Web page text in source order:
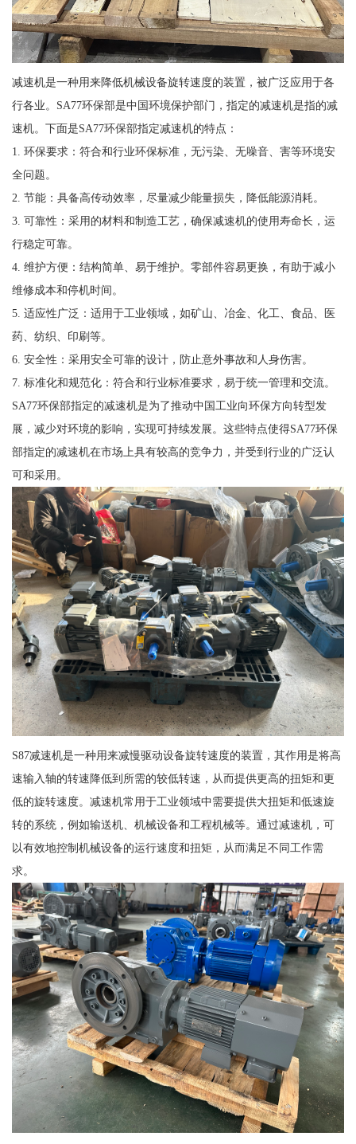
减速机是一种用来降低机械设备旋转速度的装置，被广泛应用于各
行各业。SA77环保部是中国环境保护部门，指定的减速机是指的减
速机。下面是SA77环保部指定减速机的特点：
1. 环保要求：符合和行业环保标准，无污染、无噪音、害等环境安
全问题。
2. 节能：具备高传动效率，尽量减少能量损失，降低能源消耗。
3. 可靠性：采用的材料和制造工艺，确保减速机的使用寿命长，运
行稳定可靠。
4. 维护方便：结构简单、易于维护。零部件容易更换，有助于减小
维修成本和停机时间。
5. 适应性广泛：适用于工业领域，如矿山、冶金、化工、食品、医
药、纺织、印刷等。
6. 安全性：采用安全可靠的设计，防止意外事故和人身伤害。
7. 标准化和规范化：符合和行业标准要求，易于统一管理和交流。
SA77环保部指定的减速机是为了推动中国工业向环保方向转型发
展，减少对环境的影响，实现可持续发展。这些特点使得SA77环保
部指定的减速机在市场上具有较高的竞争力，并受到行业的广泛认
可和采用。
S87减速机是一种用来减慢驱动设备旋转速度的装置，其作用是将高
速输入轴的转速降低到所需的较低转速，从而提供更高的扭矩和更
低的旋转速度。减速机常用于工业领域中需要提供大扭矩和低速旋
转的系统，例如输送机、机械设备和工程机械等。通过减速机，可
以有效地控制机械设备的运行速度和扭矩，从而满足不同工作需
求。